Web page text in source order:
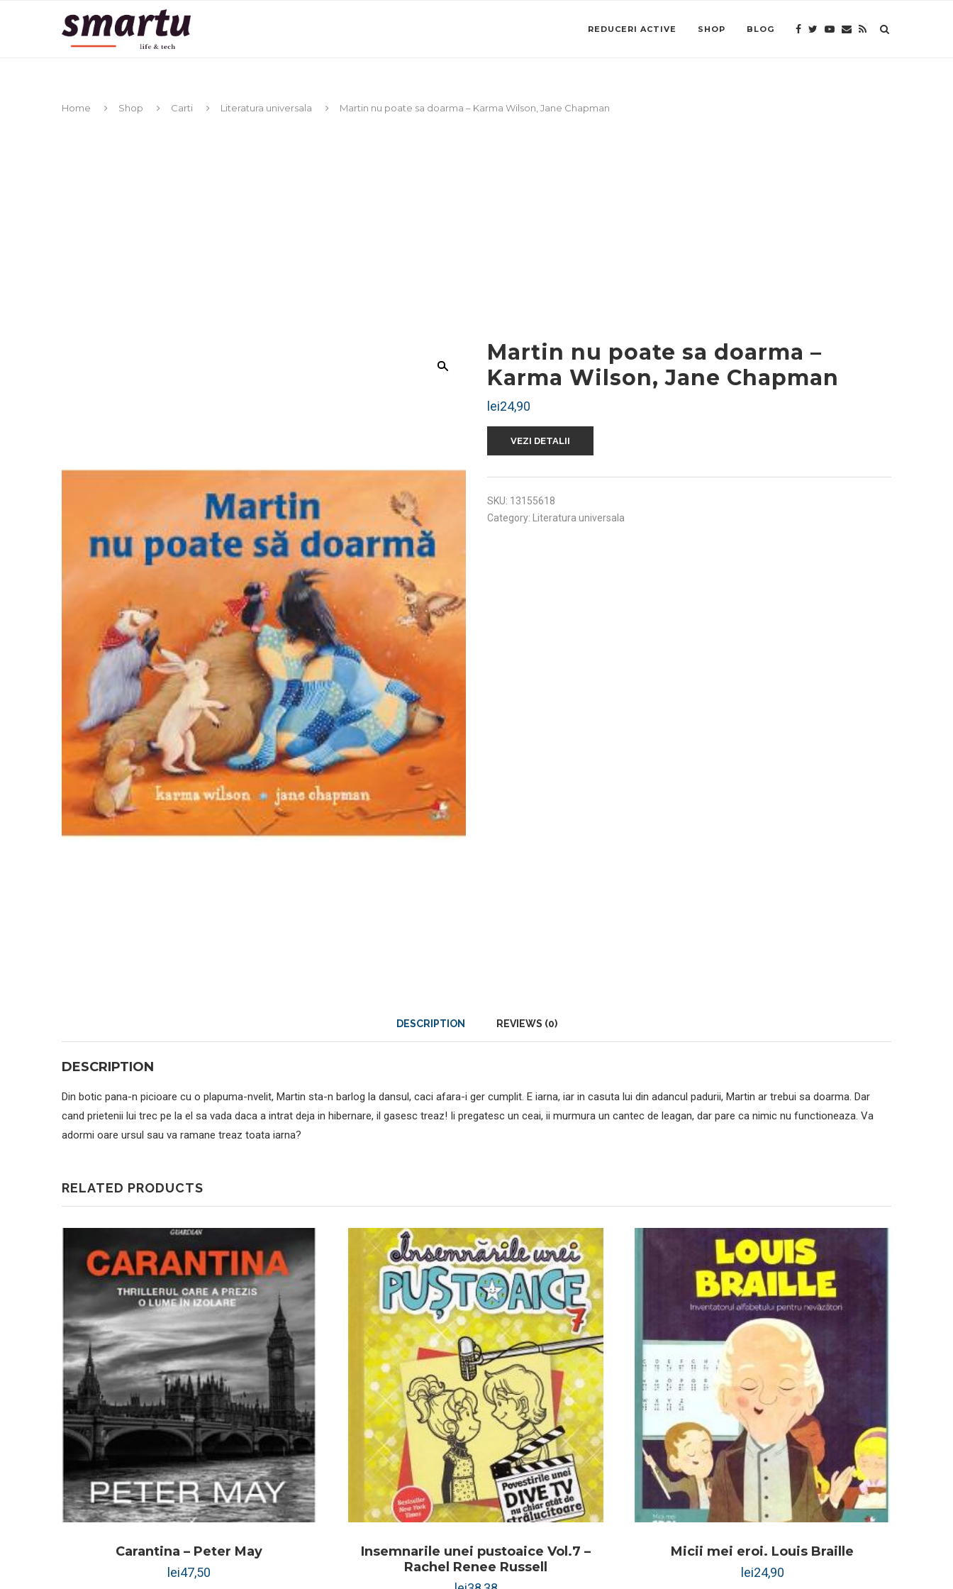
REDUCERI ACTIVE SHOP BLOG
Home Shop Carti Literatura universala Martin nu poate sa doarma – Karma Wilson, Jane Chapman
Martin nu poate sa doarma –
Karma Wilson, Jane Chapman
lei24,90
VEZI DETALII
SKU: 13155618
Category:
Literatura universala
DESCRIPTION REVIEWS (0)
DESCRIPTION
Din botic pana-n picioare cu o plapuma-nvelit, Martin sta-n barlog la dansul, caci afara-i ger cumplit. E iarna, iar in casuta lui din adancul padurii, Martin ar trebui sa doarma. Dar
cand prietenii lui trec pe la el sa vada daca a intrat deja in hibernare, il gasesc treaz! Ii pregatesc un ceai, ii murmura un cantec de leagan, dar pare ca nimic nu functioneaza. Va
adormi oare ursul sau va ramane treaz toata iarna?
RELATED PRODUCTS
Carantina – Peter May
lei47,50
Insemnarile unei pustoaice Vol.7 –
Rachel Renee Russell
Micii mei eroi. Louis Braille
lei24,90